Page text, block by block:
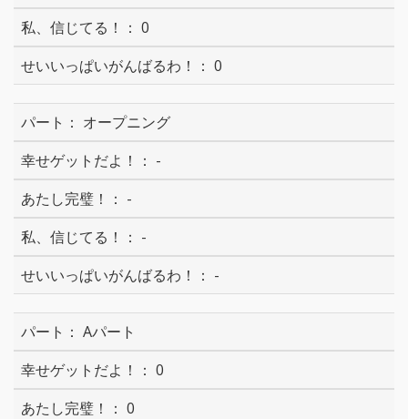
0
0
オープニング
-
-
-
-
Aパート
0
0